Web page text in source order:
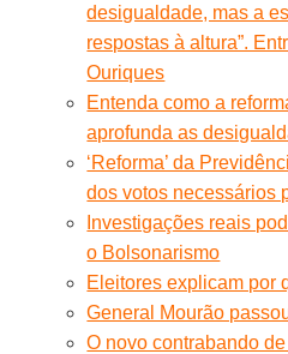
desigualdade, mas a
respostas à altura”.
Ouriques
Entenda como a
aprofunda as
‘Reforma’ da
dos votos necessários
Investigações reais
o Bolsonarismo
Eleitores explicam por
General Mourão
O novo contrabando